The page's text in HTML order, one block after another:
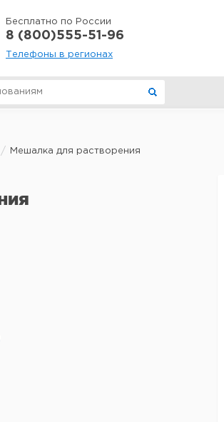
Бесплатно по России
8 (800)555-51-96
Телефоны в регионах
Мешалка для растворения